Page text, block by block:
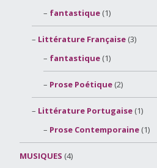
fantastique (1)
Littérature Française(3)
fantastique (1)
Prose Poétique (2)
Littérature Portugaise(1)
Prose Contemporaine (1)
MUSIQUES (4)